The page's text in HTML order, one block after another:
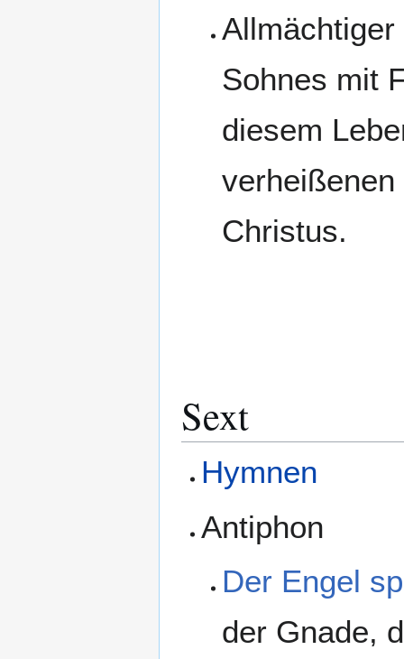
Sohnes mit
diesem
Christus.
Sext
Hymnen
Antiphon
Der Engel
der Gnade,